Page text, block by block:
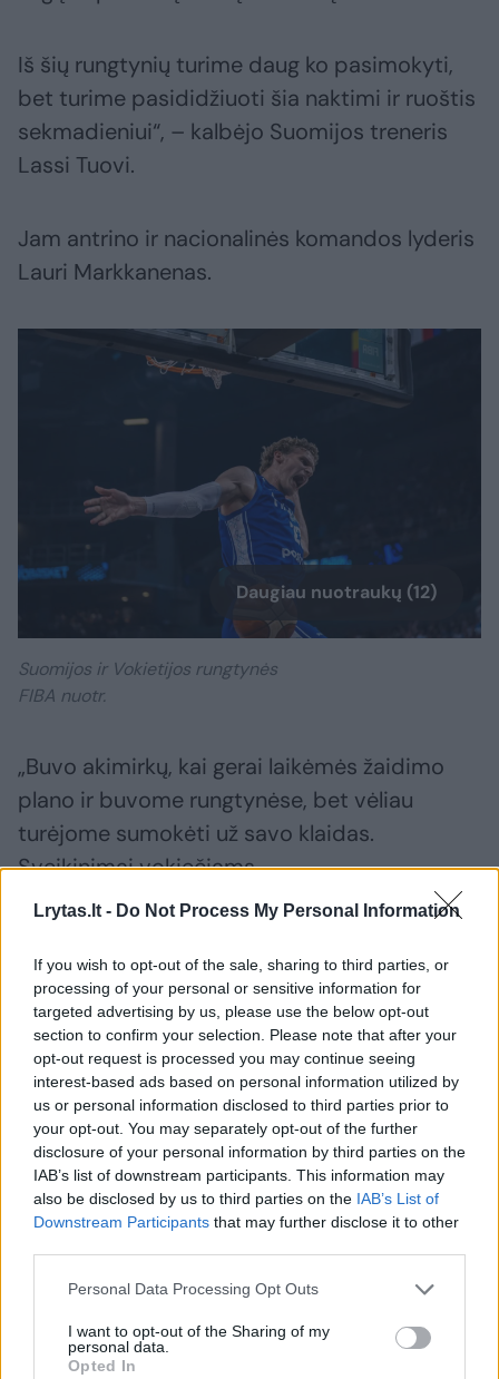
Lrytas.lt - Do Not Process My Personal Information
If you wish to opt-out of the sale, sharing to third parties, or
processing of your personal or sensitive information for
targeted advertising by us, please use the below opt-out
section to confirm your selection. Please note that after your
opt-out request is processed you may continue seeing
interest-based ads based on personal information utilized by
us or personal information disclosed to third parties prior to
your opt-out. You may separately opt-out of the further
disclosure of your personal information by third parties on the
IAB’s list of downstream participants. This information may
also be disclosed by us to third parties on the IAB’s List of
Downstream Participants that may further disclose it to other
Personal Data Processing Opt Outs
I want to opt-out of the Sharing of my
personal data.
Opted In
Iš šių rungtynių turime daug ko pasimokyti,
bet turime pasididžiuoti šia naktimi ir ruoštis
sekmadieniui“, – kalbėjo Suomijos treneris
Lassi Tuovi.
Jam antrino ir nacionalinės komandos lyderis
Lauri Markkanenas.
Daugiau nuotraukų (12)
Suomijos ir Vokietijos rungtynės
FIBA nuotr.
„Buvo akimirkų, kai gerai laikėmės žaidimo
plano ir buvome rungtynėse, bet vėliau
turėjome sumokėti už savo klaidas.
Sveikinimai vokiečiams.
(kovoje dėl bronzos). Žaidėjai bus pasiruošę.
Mes buvome pralaimėję rungtynes ir
anksčiau, o vėliau atsispirdavome ir
tapdavome geresne komanda. Nesijaudinu,
vaikinai neturėtų būti nusivylę.
Tam, kad nugalėtume Vokietiją, reikia geros
dienos, šiandien ji nebuvo tokia. Kai mes
paliksime šią areną, visos akys kryps į
sekmadienį, pasimokysime iš klaidų, būsime
suomis.